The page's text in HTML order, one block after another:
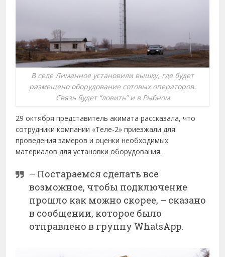
В селе Лиманное установили вышку, где будет
размещено оборудование сотовых операторов.
Связь будет “ловить” и в Рыбном
29 октября представитель акимата рассказала, что
сотрудники компании «Теле-2» приезжали для
проведения замеров и оценки необходимых
материалов для установки оборудования.
– Постараемся сделать все
возможное, чтобы подключение
прошло как можно скорее, – сказано
в сообщении, которое было
отправлено в группу WhatsApp.